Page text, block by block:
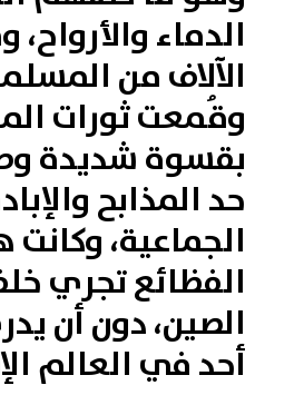
الدماء
الآلاف من
وقُمعت ثورات
بقسوة شديدة
حد المذابح
الجماعية،
الفظائع تجري
الصين، دون أن
أحد في العالم